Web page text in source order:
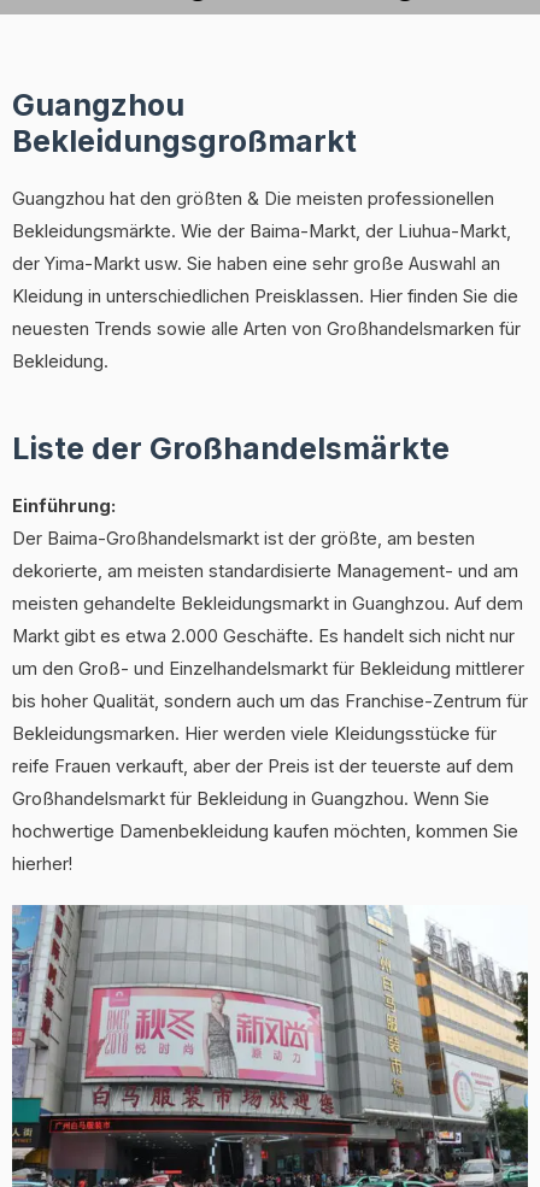
Guangzhou
Bekleidungsgroßmarkt
Guangzhou hat den größten & Die meisten professionellen
Bekleidungsmärkte. Wie der Baima-Markt, der Liuhua-Markt,
der Yima-Markt usw. Sie haben eine sehr große Auswahl an
Kleidung in unterschiedlichen Preisklassen. Hier finden Sie die
neuesten Trends sowie alle Arten von Großhandelsmarken für
Bekleidung.
Liste der Großhandelsmärkte
Einführung:
Der Baima-Großhandelsmarkt ist der größte, am besten
dekorierte, am meisten standardisierte Management- und am
meisten gehandelte Bekleidungsmarkt in Guanghzou. Auf dem
Markt gibt es etwa 2.000 Geschäfte. Es handelt sich nicht nur
um den Groß- und Einzelhandelsmarkt für Bekleidung mittlerer
bis hoher Qualität, sondern auch um das Franchise-Zentrum für
Bekleidungsmarken. Hier werden viele Kleidungsstücke für
reife Frauen verkauft, aber der Preis ist der teuerste auf dem
Großhandelsmarkt für Bekleidung in Guangzhou. Wenn Sie
hochwertige Damenbekleidung kaufen möchten, kommen Sie
hierher!